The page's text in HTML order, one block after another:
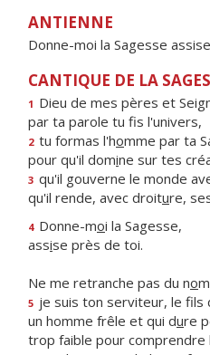
ANTIENNE
Donne-moi la Sagesse
CANTIQUE DE LA
1 Dieu de mes pères et
par ta parole tu fs l'univers,
2 tu formas l'homme par ta
pour qu'il domine sur tes
3 qu'il gouverne le monde
qu'il rende, avec droiture,
4 Donne-moi la Sagesse,
assise près de toi.
Ne me retranche pas du no
5 je suis ton serviteur, le fls
un homme frêle et qui dure
trop faible pour comprendre